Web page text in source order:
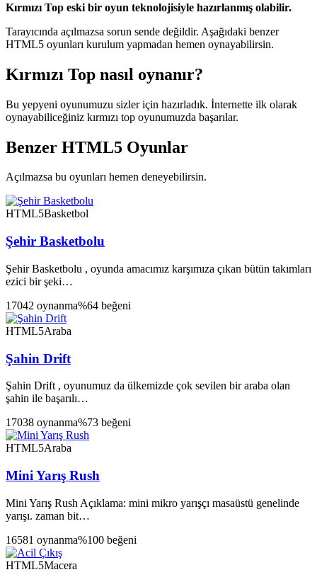
Kırmızı Top eski bir oyun teknolojisiyle hazırlanmış olabilir.
Tarayıcında açılmazsa sorun sende değildir. Aşağıdaki benzer
HTML5 oyunları kurulum yapmadan hemen oynayabilirsin.
Kırmızı Top nasıl oynanır?
Bu yepyeni oyunumuzu sizler için hazırladık. İnternette ilk olarak
oynayabiliceğiniz kırmızı top oyunumuzda başarılar.
Benzer HTML5 Oyunlar
Açılmazsa bu oyunları hemen deneyebilirsin.
HTML5Basketbol
Şehir Basketbolu
Şehir Basketbolu , oyunda amacımız karşımıza çıkan bütün takımları
ezici bir şeki…
17042 oynanma%64 beğeni
HTML5Araba
Şahin Drift
Şahin Drift , oyunumuz da ülkemizde çok sevilen bir araba olan
şahin ile başarılı…
17038 oynanma%73 beğeni
HTML5Araba
Mini Yarış Rush
Mini Yarış Rush Açıklama: mini mikro yarışçı masaüstü genelinde
yarışı. zaman bit…
16581 oynanma%100 beğeni
HTML5Macera